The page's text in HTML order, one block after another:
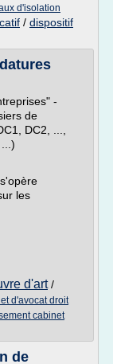
d'isolation
/ dispositif
-
de
DC2, ...,
les
d'art/
d'avocat droit
cabinet
de